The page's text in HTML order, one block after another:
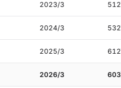
2023/3
2024/3
2025/3
2026/3 603